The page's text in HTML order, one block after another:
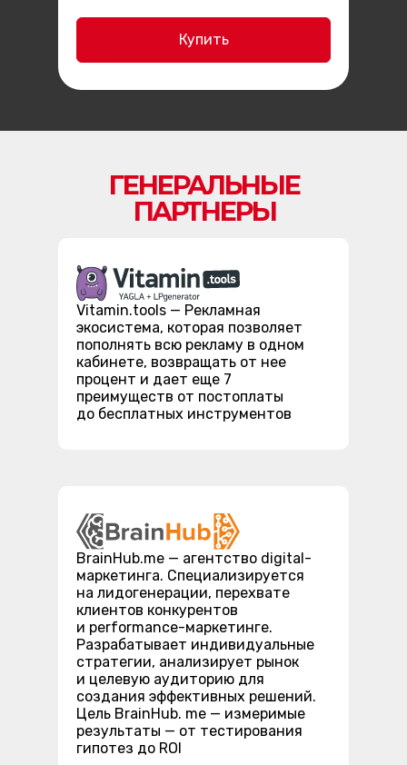
Купить
ГЕНЕРАЛЬНЫЕ
ПАРТНЕРЫ
Vitamin.tools — Рекламная
экосистема, которая позволяет
пополнять всю рекламу в одном
кабинете, возвращать от нее
процент и дает еще 7
преимуществ от постоплаты
до бесплатных инструментов
BrainHub.me — агентство digital-
маркетинга. Специализируется
на лидогенерации, перехвате
клиентов конкурентов
и performance-маркетинге.
Разрабатывает индивидуальные
стратегии, анализирует рынок
и целевую аудиторию для
создания эффективных решений.
Цель BrainHub. me — измеримые
результаты — от тестирования
гипотез до ROI